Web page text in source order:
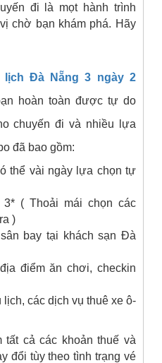
đi là mọt hành trình
chờ bạn khám phá. Hãy
lịch Đà Nẵng 3 ngày 2
hoàn toàn được tự do
chuyến đi và nhiều lựa
đã bao gồm:
thể vài ngày lựa chọn tự
( Thoải mái chọn các
)
bay tại khách sạn Đà
điểm ăn chơi, checkin
các dịch vụ thuê xe ô-
tất cả các khoản thuế và
đổi tùy theo tình trạng vé